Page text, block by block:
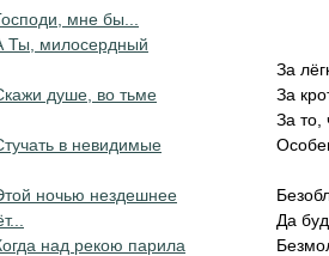
За
За
За то,
Да
мне бы...
Ты, милосердный
душе, во тьме
в невидимые
ночью нездешнее
над рекою парила